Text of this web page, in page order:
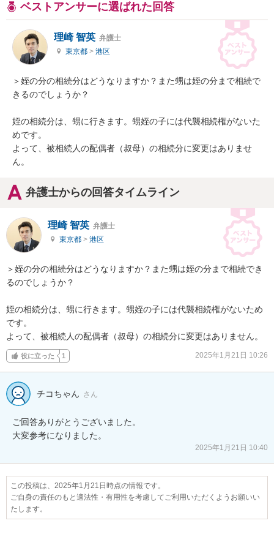
ベストアンサーに選ばれた回答
理崎 智英 弁護士
東京都 > 港区
＞姪の分の相続分はどうなりますか？また甥は姪の分まで相続で
きるのでしょうか？
姪の相続分は、甥に行きます。甥姪の子には代襲相続権がないた
めです。
よって、被相続人の配偶者（叔母）の相続分に変更はありませ
ん。
弁護士からの回答タイムライン
理崎 智英 弁護士
東京都 > 港区
＞姪の分の相続分はどうなりますか？また甥は姪の分まで相続でき
るのでしょうか？
姪の相続分は、甥に行きます。甥姪の子には代襲相続権がないため
です。
よって、被相続人の配偶者（叔母）の相続分に変更はありません。
役に立った 1 2025年1月21日 10:26
チコちゃん さん
ご回答ありがとうございました。
大変参考になりました。
2025年1月21日 10:40
この投稿は、2025年1月21日時点の情報です。
ご自身の責任のもと適法性・有用性を考慮してご利用いただくようお願いい
たします。